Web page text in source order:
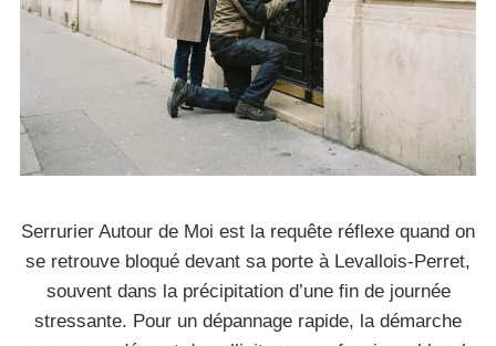
Serrurier Autour de Moi est la requête réflexe quand on
se retrouve bloqué devant sa porte à Levallois-Perret,
souvent dans la précipitation d’une fin de journée
stressante. Pour un dépannage rapide, la démarche